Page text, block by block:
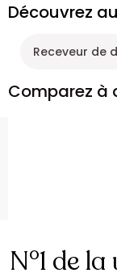
Découvrez
Receveur de
Comparez à
N°1 de